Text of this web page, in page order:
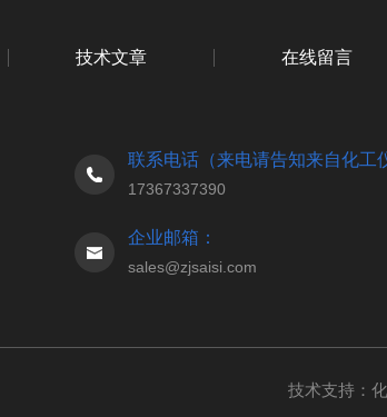
技术文章 在线留言
联系电话（来电请告知来自化工
17367337390
企业邮箱：
sales@zjsaisi.com
技术支持：